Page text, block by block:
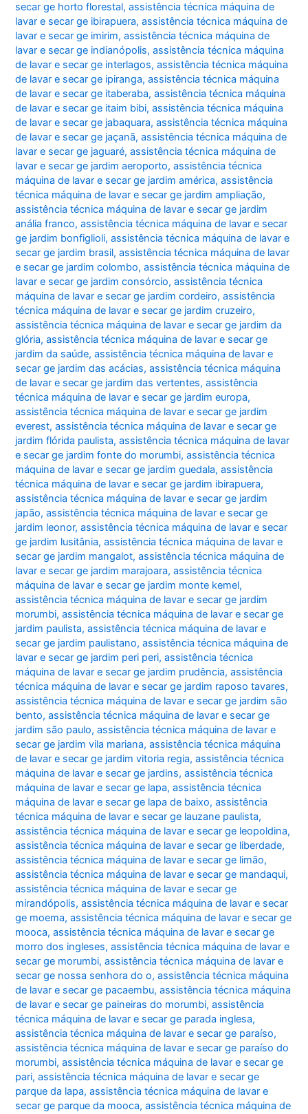
secar ge horto florestal,assistência técnica máquina de
lavar e secar ge ibirapuera,assistência técnica máquina de
lavar e secar ge imirim,assistência técnica máquina de
lavar e secar ge indianópolis,assistência técnica máquina
de lavar e secar ge interlagos,assistência técnica máquina
de lavar e secar ge ipiranga,assistência técnica máquina
de lavar e secar ge itaberaba,assistência técnica máquina
de lavar e secar ge itaim bibi,assistência técnica máquina
de lavar e secar ge jabaquara,assistência técnica máquina
de lavar e secar ge jaçanã,assistência técnica máquina de
lavar e secar ge jaguaré,assistência técnica máquina de
lavar e secar ge jardim aeroporto,assistência técnica
máquina de lavar e secar ge jardim américa,assistência
técnica máquina de lavar e secar ge jardim ampliação,
assistência técnica máquina de lavar e secar ge jardim
anália franco,assistência técnica máquina de lavar e secar
ge jardim bonfiglioli,assistência técnica máquina de lavar e
secar ge jardim brasil,assistência técnica máquina de lavar
e secar ge jardim colombo,assistência técnica máquina de
lavar e secar ge jardim consórcio,assistência técnica
máquina de lavar e secar ge jardim cordeiro,assistência
técnica máquina de lavar e secar ge jardim cruzeiro,
assistência técnica máquina de lavar e secar ge jardim da
glória,assistência técnica máquina de lavar e secar ge
jardim da saúde,assistência técnica máquina de lavar e
secar ge jardim das acácias,assistência técnica máquina
de lavar e secar ge jardim das vertentes,assistência
técnica máquina de lavar e secar ge jardim europa,
assistência técnica máquina de lavar e secar ge jardim
everest,assistência técnica máquina de lavar e secar ge
jardim flórida paulista,assistência técnica máquina de lavar
e secar ge jardim fonte do morumbi,assistência técnica
máquina de lavar e secar ge jardim guedala,assistência
técnica máquina de lavar e secar ge jardim ibirapuera,
assistência técnica máquina de lavar e secar ge jardim
japão,assistência técnica máquina de lavar e secar ge
jardim leonor,assistência técnica máquina de lavar e secar
ge jardim lusitânia,assistência técnica máquina de lavar e
secar ge jardim mangalot,assistência técnica máquina de
lavar e secar ge jardim marajoara,assistência técnica
máquina de lavar e secar ge jardim monte kemel,
assistência técnica máquina de lavar e secar ge jardim
morumbi,assistência técnica máquina de lavar e secar ge
jardim paulista,assistência técnica máquina de lavar e
secar ge jardim paulistano,assistência técnica máquina de
lavar e secar ge jardim peri peri,assistência técnica
máquina de lavar e secar ge jardim prudência,assistência
técnica máquina de lavar e secar ge jardim raposo tavares,
assistência técnica máquina de lavar e secar ge jardim são
bento,assistência técnica máquina de lavar e secar ge
jardim são paulo,assistência técnica máquina de lavar e
secar ge jardim vila mariana,assistência técnica máquina
de lavar e secar ge jardim vitoria regia,assistência técnica
máquina de lavar e secar ge jardins,assistência técnica
máquina de lavar e secar ge lapa,assistência técnica
máquina de lavar e secar ge lapa de baixo,assistência
técnica máquina de lavar e secar ge lauzane paulista,
assistência técnica máquina de lavar e secar ge leopoldina,
assistência técnica máquina de lavar e secar ge liberdade,
assistência técnica máquina de lavar e secar ge limão,
assistência técnica máquina de lavar e secar ge mandaqui,
assistência técnica máquina de lavar e secar ge
mirandópolis,assistência técnica máquina de lavar e secar
ge moema,assistência técnica máquina de lavar e secar ge
mooca,assistência técnica máquina de lavar e secar ge
morro dos ingleses,assistência técnica máquina de lavar e
secar ge morumbi,assistência técnica máquina de lavar e
secar ge nossa senhora do o,assistência técnica máquina
de lavar e secar ge pacaembu,assistência técnica máquina
de lavar e secar ge paineiras do morumbi,assistência
técnica máquina de lavar e secar ge parada inglesa,
assistência técnica máquina de lavar e secar ge paraíso,
assistência técnica máquina de lavar e secar ge paraíso do
morumbi,assistência técnica máquina de lavar e secar ge
pari,assistência técnica máquina de lavar e secar ge
parque da lapa,assistência técnica máquina de lavar e
secar ge parque da mooca,assistência técnica máquina de